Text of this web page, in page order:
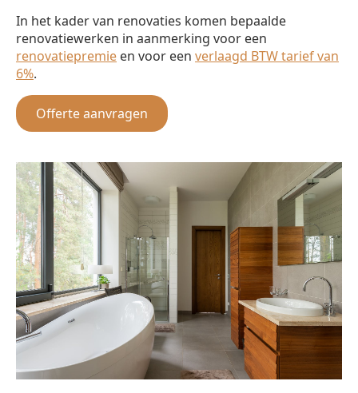
In het kader van renovaties komen bepaalde
renovatiewerken in aanmerking voor een
renovatiepremie en voor een verlaagd BTW tarief van
6%.
Offerte aanvragen